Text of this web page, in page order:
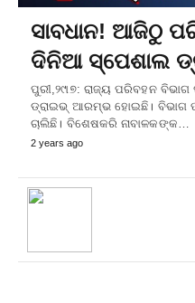
ସାବଧାନ! ଆଜିଠୁ
ଦିନିଆ ସ୍ପେଶାଲ
ପୁରୀ,୨୯ା୭: ରାଜ୍ୟ ପରିବହନ
ଡ୍ରାଇଭ୍ ଆରମ୍ଭ ହୋଇଛି। ବିଭାଗ
ଚାଲିଛି। ବିଶେଷକରି ନାବାଳକଙ୍କ…
2 years ago